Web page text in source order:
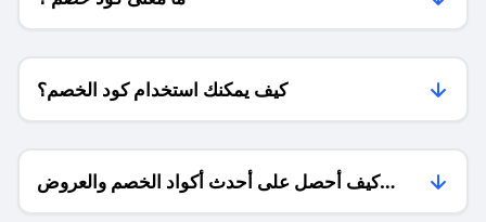
كيف يمكنك استخدام كود الخصم؟
كيف أحصل على أحدث أكواد الخصم والعروض
للمتاجر؟